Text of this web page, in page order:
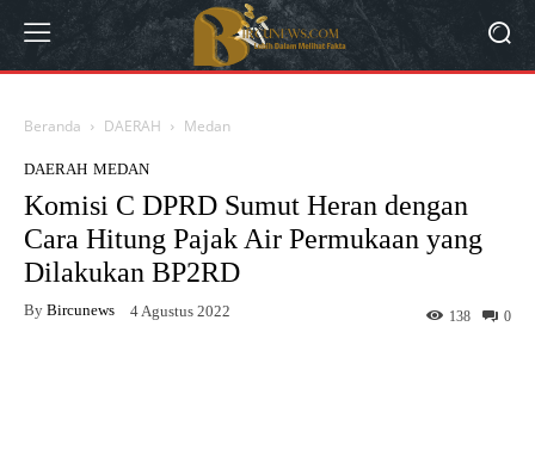
Beranda DAERAH Medan
DAERAH MEDAN
Komisi C DPRD Sumut Heran dengan
Cara Hitung Pajak Air Permukaan yang
Dilakukan BP2RD
By Bircunews 4 Agustus 2022 0
138